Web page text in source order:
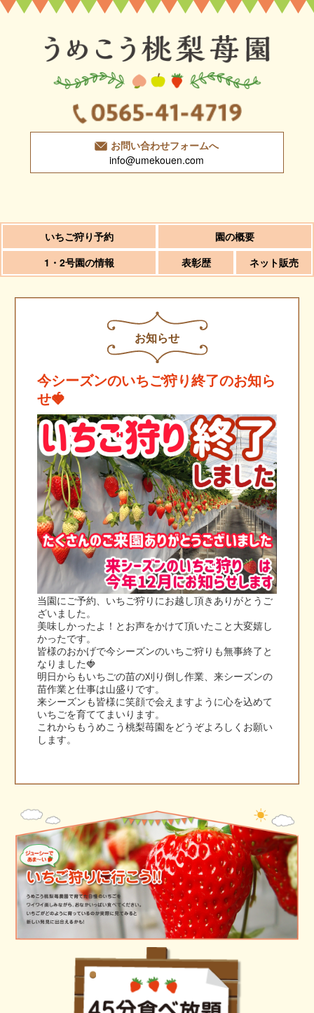
お問い合わせフォームへ
info@umekouen.com
いちご狩り予約
園の概要
1・2号園の情報
表彰歴 ネット販売
お知らせ
今シーズンのいちご狩り終了のお知ら
せ🍓
当園にご予約、いちご狩りにお越し頂きありがとうご
ざいました。
美味しかったよ！とお声をかけて頂いたこと大変嬉し
かったです。
皆様のおかげで今シーズンのいちご狩りも無事終了と
なりました🍓
明日からもいちごの苗の刈り倒し作業、来シーズンの
苗作業と仕事は山盛りです。
来シーズンも皆様に笑顔で会えますように心を込めて
いちごを育ててまいります。
これからもうめこう桃梨苺園をどうぞよろしくお願い
します。